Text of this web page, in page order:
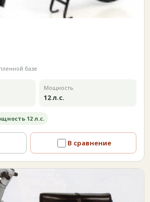
базе
Мощность
12 л.с.
12 л.с.
В сравнение